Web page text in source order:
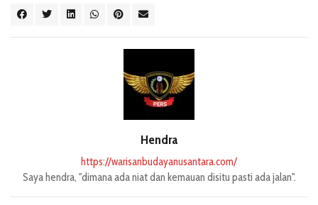
Hendra
https://warisanbudayanusantara.com/
Saya hendra, "dimana ada niat dan kemauan disitu pasti ada jalan".